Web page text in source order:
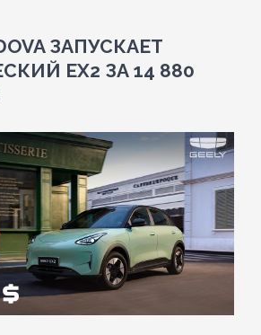
ЗАПУСКАЕТ
EX2 ЗА 14 880